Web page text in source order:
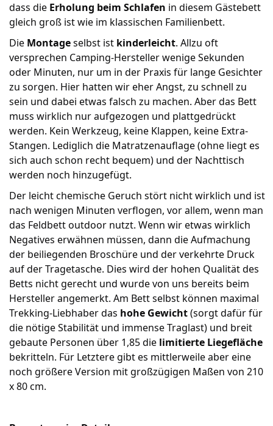
dass die Erholung beim Schlafen in diesem Gästebett
gleich groß ist wie im klassischen Familienbett.
Die Montageselbst ist kinderleicht. Allzu oft
versprechen Camping-Hersteller wenige Sekunden
oder Minuten, nur um in der Praxis für lange Gesichter
zu sorgen. Hier hatten wir eher Angst, zu schnell zu
sein und dabei etwas falsch zu machen. Aber das Bett
muss wirklich nur aufgezogen und plattgedrückt
werden. Kein Werkzeug, keine Klappen, keine Extra-
Stangen. Lediglich die Matratzenauflage (ohne liegt es
sich auch schon recht bequem) und der Nachttisch
werden noch hinzugefügt.
Der leicht chemische Geruch stört nicht wirklich und ist
nach wenigen Minuten verflogen, vor allem, wenn man
das Feldbett outdoor nutzt. Wenn wir etwas wirklich
Negatives erwähnen müssen, dann die Aufmachung
der beiliegenden Broschüre und der verkehrte Druck
auf der Tragetasche. Dies wird der hohen Qualität des
Betts nicht gerecht und wurde von uns bereits beim
Hersteller angemerkt. Am Bett selbst können maximal
Trekking-Liebhaber das hohe Gewicht(sorgt dafür für
die nötige Stabilität und immense Traglast) und breit
gebaute Personen über 1,85 die limitierte Liegefläche
bekritteln. Für Letztere gibt es mittlerweile aber eine
noch größere Version mit großzügigen Maßen von 210
x 80 cm.